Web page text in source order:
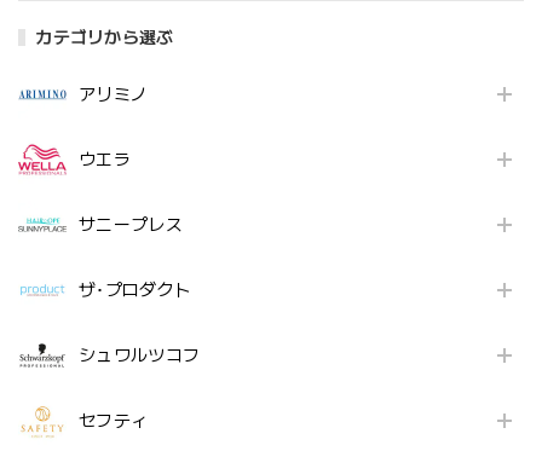
カテゴリから選ぶ
アリミノ
ウエラ
サニープレス
ザ･プロダクト
シュワルツコフ
セフティ